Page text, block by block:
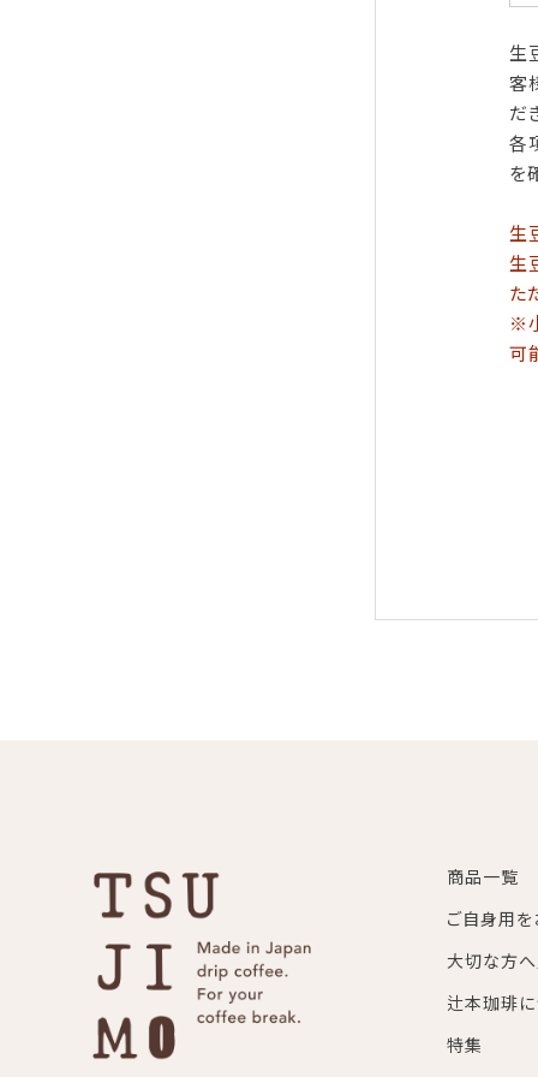
生
客
だ
各
を
生
生
た
※
可
商品一覧
ご自身用
大切な方
辻本珈琲
特集